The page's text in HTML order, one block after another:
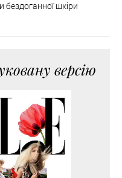
бездоганної шкіри
версію